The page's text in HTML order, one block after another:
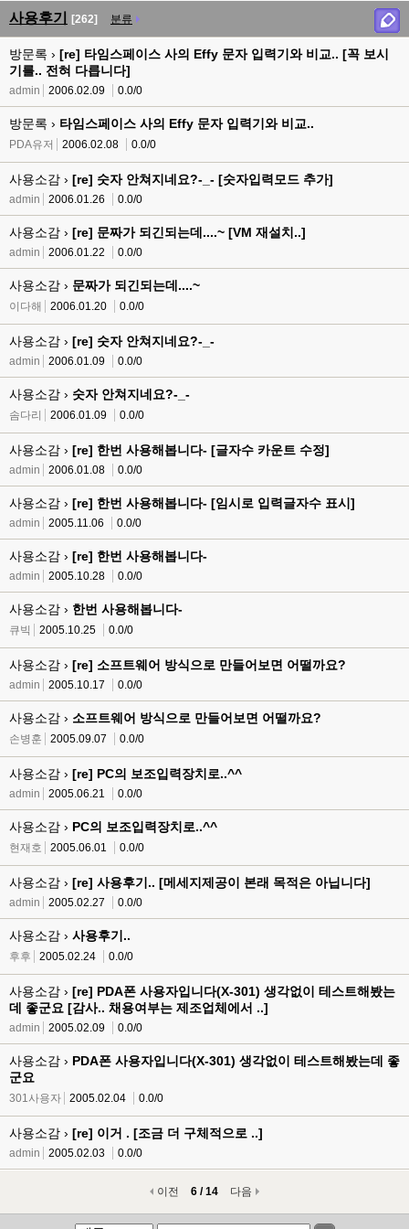
사용후기 [262] 분류
방문록 › [re] 타임스페이스 사의 Effy 문자 입력기와 비교.. [꼭 보시
기를.. 전혀 다릅니다]
admin 2006.02.09 0.0/0
방문록 › 타임스페이스 사의 Effy 문자 입력기와 비교..
PDA유저 2006.02.08 0.0/0
사용소감 › [re] 숫자 안쳐지네요?-_- [숫자입력모드 추가]
admin 2006.01.26 0.0/0
사용소감 › [re] 문짜가 되긴되는데....~ [VM 재설치..]
admin 2006.01.22 0.0/0
사용소감 › 문짜가 되긴되는데....~
이다해 2006.01.20 0.0/0
사용소감 › [re] 숫자 안쳐지네요?-_-
admin 2006.01.09 0.0/0
사용소감 › 숫자 안쳐지네요?-_-
솜다리 2006.01.09 0.0/0
사용소감 › [re] 한번 사용해봅니다- [글자수 카운트 수정]
admin 2006.01.08 0.0/0
사용소감 › [re] 한번 사용해봅니다- [임시로 입력글자수 표시]
admin 2005.11.06 0.0/0
사용소감 › [re] 한번 사용해봅니다-
admin 2005.10.28 0.0/0
사용소감 › 한번 사용해봅니다-
큐빅 2005.10.25 0.0/0
사용소감 › [re] 소프트웨어 방식으로 만들어보면 어떨까요?
admin 2005.10.17 0.0/0
사용소감 › 소프트웨어 방식으로 만들어보면 어떨까요?
손병훈 2005.09.07 0.0/0
사용소감 › [re] PC의 보조입력장치로..^^
admin 2005.06.21 0.0/0
사용소감 › PC의 보조입력장치로..^^
현재호 2005.06.01 0.0/0
사용소감 › [re] 사용후기.. [메세지제공이 본래 목적은 아닙니다]
admin 2005.02.27 0.0/0
사용소감 › 사용후기..
후후 2005.02.24 0.0/0
사용소감 › [re] PDA폰 사용자입니다(X-301) 생각없이 테스트해봤는
데 좋군요 [감사.. 채용여부는 제조업체에서 ..]
admin 2005.02.09 0.0/0
사용소감 › PDA폰 사용자입니다(X-301) 생각없이 테스트해봤는데 좋
군요
301사용자 2005.02.04 0.0/0
사용소감 › [re] 이거 . [조금 더 구체적으로 ..]
admin 2005.02.03 0.0/0
이전 6 / 14 다음